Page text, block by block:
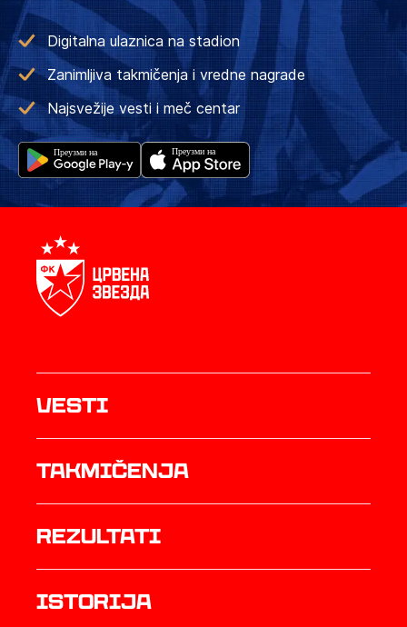
Digitalna ulaznica na stadion
Zanimljiva takmičenja i vredne nagrade
Najsvežije vesti i meč centar
Vesti
Takmičenja
rezultati
istorija